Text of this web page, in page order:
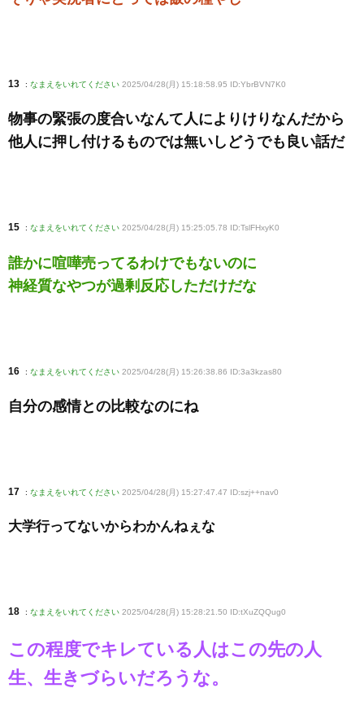
13 : なまえをいれてください 2025/04/28(月) 15:18:58.95 ID:YbrBVN7K0
物事の緊張の度合いなんて人によりけりなんだから
他人に押し付けるものでは無いしどうでも良い話だ
15 : なまえをいれてください 2025/04/28(月) 15:25:05.78 ID:TslFHxyK0
誰かに喧嘩売ってるわけでもないのに
神経質なやつが過剰反応しただけだな
16 : なまえをいれてください 2025/04/28(月) 15:26:38.86 ID:3a3kzas80
自分の感情との比較なのにね
17 : なまえをいれてください 2025/04/28(月) 15:27:47.47 ID:szj++nav0
大学行ってないからわかんねぇな
18 : なまえをいれてください 2025/04/28(月) 15:28:21.50 ID:tXuZQQug0
この程度でキレている人はこの先の人
生、生きづらいだろうな。